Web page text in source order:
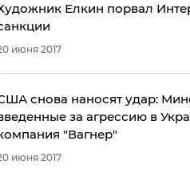
Елкин порвал
июня 2017
снова наносят удар:
за агрессию в
"Вагнер"
июня 2017